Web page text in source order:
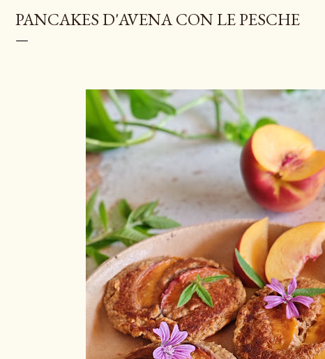
PANCAKES D'AVENA CON LE PESCHE